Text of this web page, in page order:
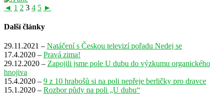
◄ 1 2 3 4 5 ►
Další články
29.11.2021 – Natáčení s Českou televizí pořadu Nedej se
17.4.2020 – Pravá zima!
29.12.2020 – Zapojili jsme pole U dubu do výzkumu organického
hnojiva
15.4.2020 – 9 z 10 hrabošů si na poli nepřeje berličky pro dravce
15.1.2020 – Rozbor půdy na poli „U dubu“